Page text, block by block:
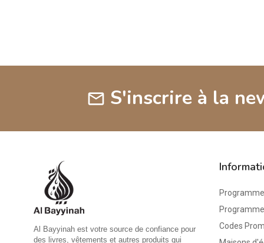
mail S'inscrire à la
Al Bayyinah est votre source de confiance pour
des livres, vêtements et autres produits qui
Codes